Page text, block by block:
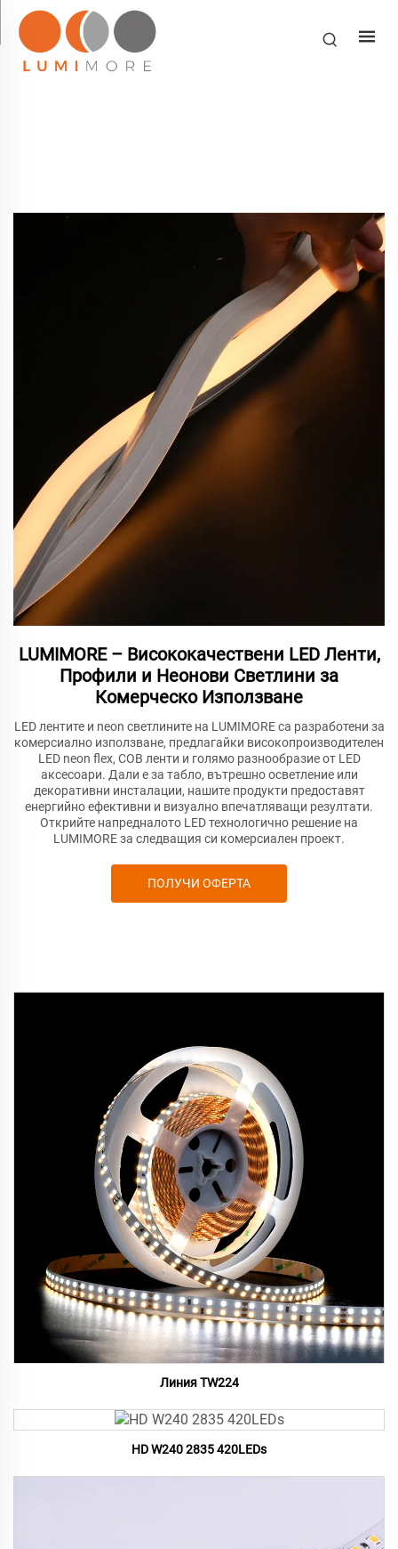
LUMIMORE – Висококачествени LED Ленти,
Профили и Неонови Светлини за
Комерческо Използване
LED лентите и neon светлините на LUMIMORE са разработени за
комерсиално използване, предлагайки високопроизводителен
LED neon flex, COB ленти и голямо разнообразие от LED
аксесоари. Дали е за табло, вътрешно осветление или
декоративни инсталации, нашите продукти предоставят
енергийно ефективни и визуално впечатляващи резултати.
Открийте напредналото LED технологично решение на
LUMIMORE за следващия си комерсиален проект.
ПОЛУЧИ ОФЕРТА
Линия TW224
HD W240 2835 420LEDs